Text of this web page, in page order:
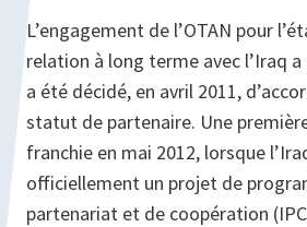
L’engagement de l’OTAN pour
relation à long terme avec l’Iraq
a été décidé, en avril 2011,
statut de partenaire. Une
franchie en mai 2012, lorsque
officiellement un projet de
partenariat et de coopération